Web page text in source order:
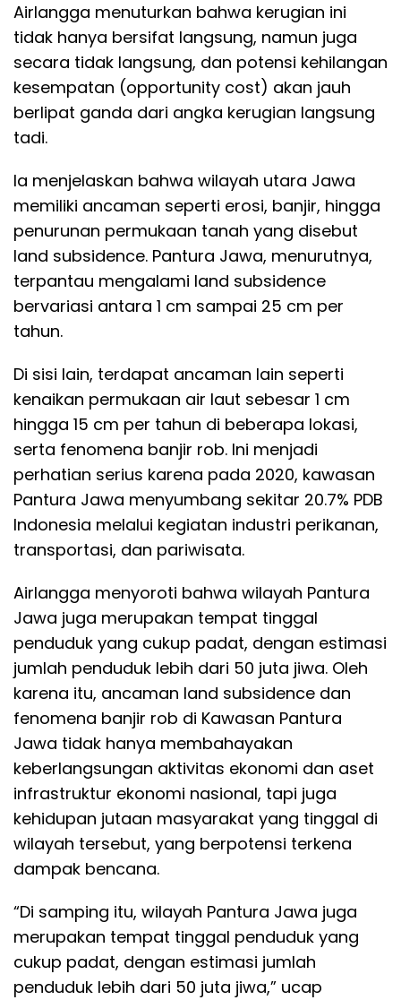
Airlangga menuturkan bahwa kerugian ini
tidak hanya bersifat langsung, namun juga
secara tidak langsung, dan potensi kehilangan
kesempatan (opportunity cost) akan jauh
berlipat ganda dari angka kerugian langsung
tadi.
Ia menjelaskan bahwa wilayah utara Jawa
memiliki ancaman seperti erosi, banjir, hingga
penurunan permukaan tanah yang disebut
land subsidence. Pantura Jawa, menurutnya,
terpantau mengalami land subsidence
bervariasi antara 1 cm sampai 25 cm per
tahun.
Di sisi lain, terdapat ancaman lain seperti
kenaikan permukaan air laut sebesar 1 cm
hingga 15 cm per tahun di beberapa lokasi,
serta fenomena banjir rob. Ini menjadi
perhatian serius karena pada 2020, kawasan
Pantura Jawa menyumbang sekitar 20.7% PDB
Indonesia melalui kegiatan industri perikanan,
transportasi, dan pariwisata.
Airlangga menyoroti bahwa wilayah Pantura
Jawa juga merupakan tempat tinggal
penduduk yang cukup padat, dengan estimasi
jumlah penduduk lebih dari 50 juta jiwa. Oleh
karena itu, ancaman land subsidence dan
fenomena banjir rob di Kawasan Pantura
Jawa tidak hanya membahayakan
keberlangsungan aktivitas ekonomi dan aset
infrastruktur ekonomi nasional, tapi juga
kehidupan jutaan masyarakat yang tinggal di
wilayah tersebut, yang berpotensi terkena
dampak bencana.
“Di samping itu, wilayah Pantura Jawa juga
merupakan tempat tinggal penduduk yang
cukup padat, dengan estimasi jumlah
penduduk lebih dari 50 juta jiwa,” ucap